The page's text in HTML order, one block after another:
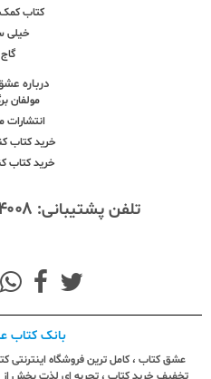
کتاب
خیلی
گاج
درباره
مولفان
انتشارات
خرید کتاب
خرید کتاب
تلفن پشتیبانی:
بانک کتاب
عشق کتاب ، کامل ترین فروشگاه اینترنتی